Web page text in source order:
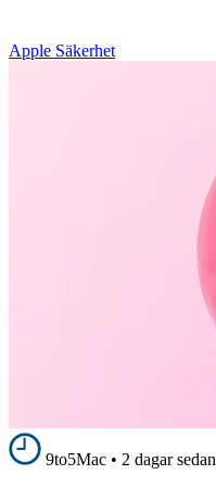
Apple Säkerhet
9to5Mac • 2 dagar sedan